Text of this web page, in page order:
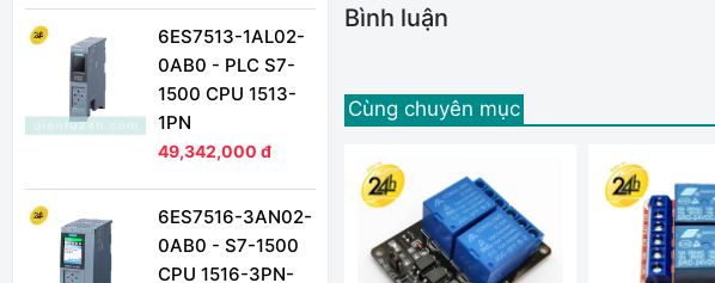
Bình luận
Cùng chuyên mục
6ES7513-1AL02-
0AB0 - PLC S7-
1500 CPU 1513-
1PN
49,342,000 đ
6ES7516-3AN02-
0AB0 - S7-1500
CPU 1516-3PN-